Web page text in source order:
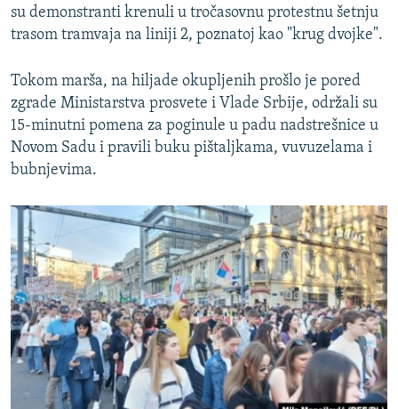
su demonstranti krenuli u tročasovnu protestnu šetnju
trasom tramvaja na liniji 2, poznatoj kao "krug dvojke".
Tokom marša, na hiljade okupljenih prošlo je pored
zgrade Ministarstva prosvete i Vlade Srbije, održali su
15-minutni pomena za poginule u padu nadstrešnice u
Novom Sadu i pravili buku pištaljkama, vuvuzelama i
bubnjevima.